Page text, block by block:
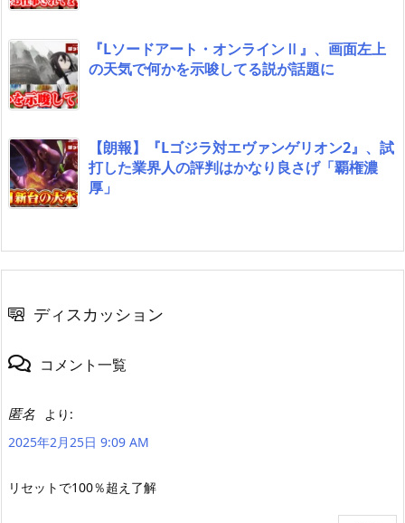
『Lソードアート・オンラインⅡ』、画面左上
の天気で何かを示唆してる説が話題に
【朗報】『Lゴジラ対エヴァンゲリオン2』、試
打した業界人の評判はかなり良さげ「覇権濃
厚」
ディスカッション
コメント一覧
匿名 より:
2025年2月25日 9:09 AM
リセットで100％超え了解